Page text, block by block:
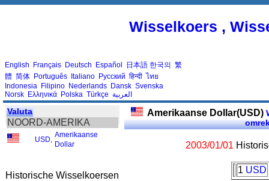
Wisselkoers ,
English Français Deutsch Español 日本語 한국의 繁
體 简体 Português Italiano Русский हिन्दी ไทย
Indonesia Filipino Nederlands Dansk Svenska
Norsk Ελληνικά Polska Türkçe العربية
Valuta
NOORD-AMERIKA
USD
Amerikaanse
Dollar
Historische Wisselkoersen
Amerikaanse Dollar(USD)
2003/01/01
1 USD